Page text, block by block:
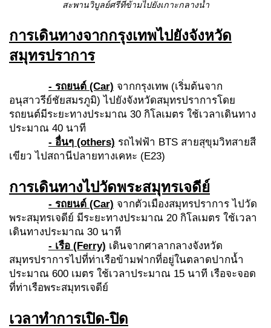
สะพานวิบูลย์ศรีที่ข้ามไปยังเกาะกลางน้ำ
การเดินทางจากกรุงเทพไปยังจังหวัด
สมุทรปราการ
- รถยนต์ (Car) จากกรุงเทพ (เริ่มต้นจาก
อนุสาวรีย์ชัยสมรภูมิ) ไปยังจังหวัดสมุทรปราการโดย
รถยนต์มีระยะทางประมาณ 30 กิโลเมตร ใช้เวลาเดินทาง
ประมาณ 40 นาที
- อื่นๆ (others) รถไฟฟ้า BTS สายสุขุมวิทสายสี
เขียว ไปสถานีปลายทางเคหะ (E23)
การเดินทางไปวัดพระสมุทรเจดีย์
- รถยนต์ (Car) จากตัวเมืองสมุทรปราการ ไปวัด
พระสมุทรเจดีย์ มีระยะทางประมาณ 20 กิโลเมตร ใช้เวลา
เดินทางประมาณ 30 นาที
- เรือ (Ferry) เดินจากศาลากลางจังหวัด
สมุทรปราการไปที่ท่าเรือข้ามฟากที่อยู่ในตลาดปากน้ำ
ประมาณ 600 เมตร ใช้เวลาประมาณ 15 นาที เรือจะจอด
ที่ท่าเรือพระสมุทรเจดีย์
เวลาทำการเปิด-ปิด